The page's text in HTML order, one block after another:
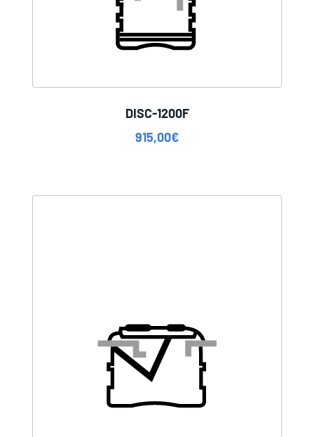
DISC-1200F
915,00€